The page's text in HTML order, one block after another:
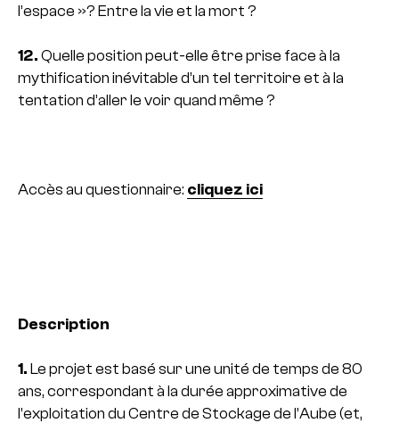
l’espace »? Entre la vie et la mort ?
12. Quelle position peut-elle être prise face à la
mythification inévitable d’un tel territoire et à la
tentation d’aller le voir quand même ?
Accès au questionnaire: cliquez ici
Description
1. Le projet est basé sur une unité de temps de 80
ans, correspondant à la durée approximative de
l’exploitation du Centre de Stockage de l’Aube (et,